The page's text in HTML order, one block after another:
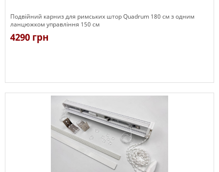
Подвійний карниз для римських штор Quadrum 180 см з одним
ланцюжком управління 150 см
4290 грн